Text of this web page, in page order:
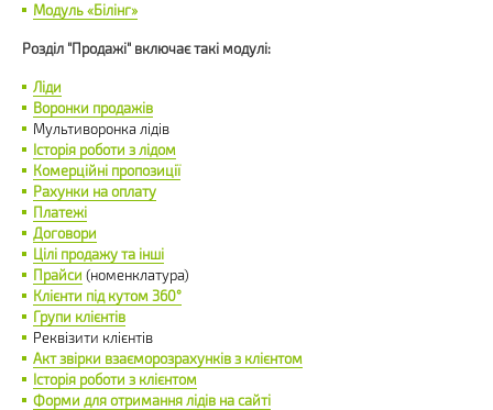
Модуль «Білінг»
Розділ "Продажі" включає такі модулі:
Ліди
Воронки продажів
Мультиворонка лідів
Історія роботи з лідом
Комерційні пропозиції
Рахунки на оплату
Платежі
Договори
Цілі продажу та інші
Прайси (номенклатура)
Клієнти під кутом 360°
Групи клієнтів
Реквізити клієнтів
Акт звірки взаєморозрахунків з клієнтом
Історія роботи з клієнтом
Форми для отримання лідів на сайті